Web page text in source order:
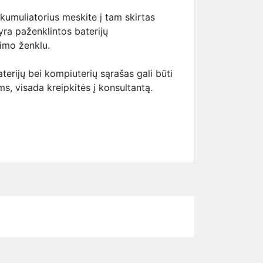
meskite į tam skirtas
paženklintos baterijų
ženklu.
bei kompiuterių sąrašas gali būti
visada kreipkitės į konsultantą.